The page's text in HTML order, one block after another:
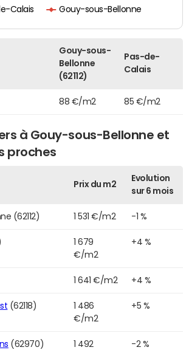
Calais Gouy-sous-Bellonne
Gouy-sous-
Bellonne
(62112)
Pas-de-
Calais
88 €/m2 85 €/m2
à Gouy-sous-Bellonne et
proches
Prix du m2
Evolution
sur 6 mois
(62112) 1 531 €/m2 -1 %
1 679
€/m2
+4 %
1 641 €/m2 +4 %
(62118)
1 486
€/m2
+5 %
(62970)
1 492
-2 %